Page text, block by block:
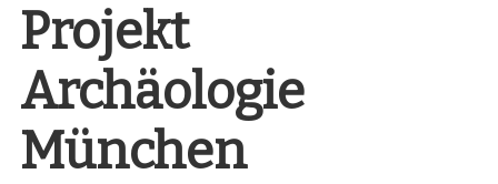
Projekt
Archäologie
München